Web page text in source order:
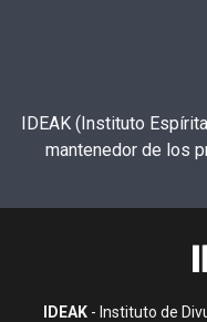
IDEAK (Instituto
mantenedor de los
IDEAK- Instituto de